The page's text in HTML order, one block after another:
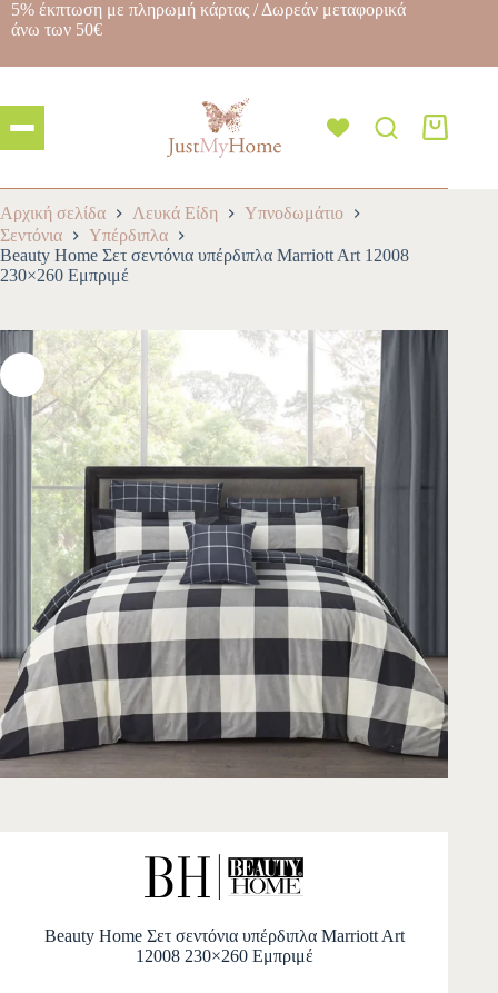
5% έκπτωση με πληρωμή κάρτας / Δωρεάν μεταφορικά
άνω των 50€
Αρχική σελίδα Λευκά Είδη
Υπνοδωμάτιο
Σεντόνια
Υπέρδιπλα
Beauty Home Σετ σεντόνια υπέρδιπλα Marriott Art 12008
230×260 Εμπριμέ
-10%
Beauty Home Σετ σεντόνια υπέρδιπλα Marriott Art
12008 230×260 Εμπριμέ